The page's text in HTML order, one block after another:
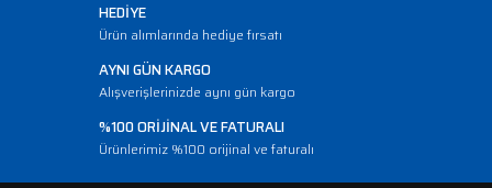
HEDİYE
Ürün alımlarında hediye fırsatı
AYNI GÜN KARGO
Alışverişlerinizde aynı gün kargo
%100 ORİJİNAL VE FATURALI
Ürünlerimiz %100 orijinal ve faturalı